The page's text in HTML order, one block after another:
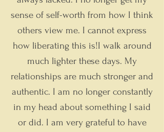
sense of self-worth from how I think
others view me. I cannot express
how liberating this is!I walk around
much lighter these days. My
relationships are much stronger and
authentic. I am no longer constantly
in my head about something I said
or did. I am very grateful to have